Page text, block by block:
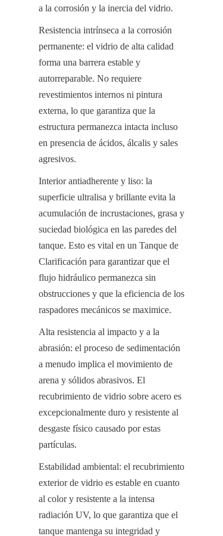
a la corrosión y la inercia del vidrio.
Resistencia intrínseca a la corrosión
permanente: el vidrio de alta calidad
forma una barrera estable y
autorreparable. No requiere
revestimientos internos ni pintura
externa, lo que garantiza que la
estructura permanezca intacta incluso
en presencia de ácidos, álcalis y sales
agresivos.
Interior antiadherente y liso: la
superficie ultralisa y brillante evita la
acumulación de incrustaciones, grasa y
suciedad biológica en las paredes del
tanque. Esto es vital en un Tanque de
Clarificación para garantizar que el
flujo hidráulico permanezca sin
obstrucciones y que la eficiencia de los
raspadores mecánicos se maximice.
Alta resistencia al impacto y a la
abrasión: el proceso de sedimentación
a menudo implica el movimiento de
arena y sólidos abrasivos. El
recubrimiento de vidrio sobre acero es
excepcionalmente duro y resistente al
desgaste físico causado por estas
partículas.
Estabilidad ambiental: el recubrimiento
exterior de vidrio es estable en cuanto
al color y resistente a la intensa
radiación UV, lo que garantiza que el
tanque mantenga su integridad y